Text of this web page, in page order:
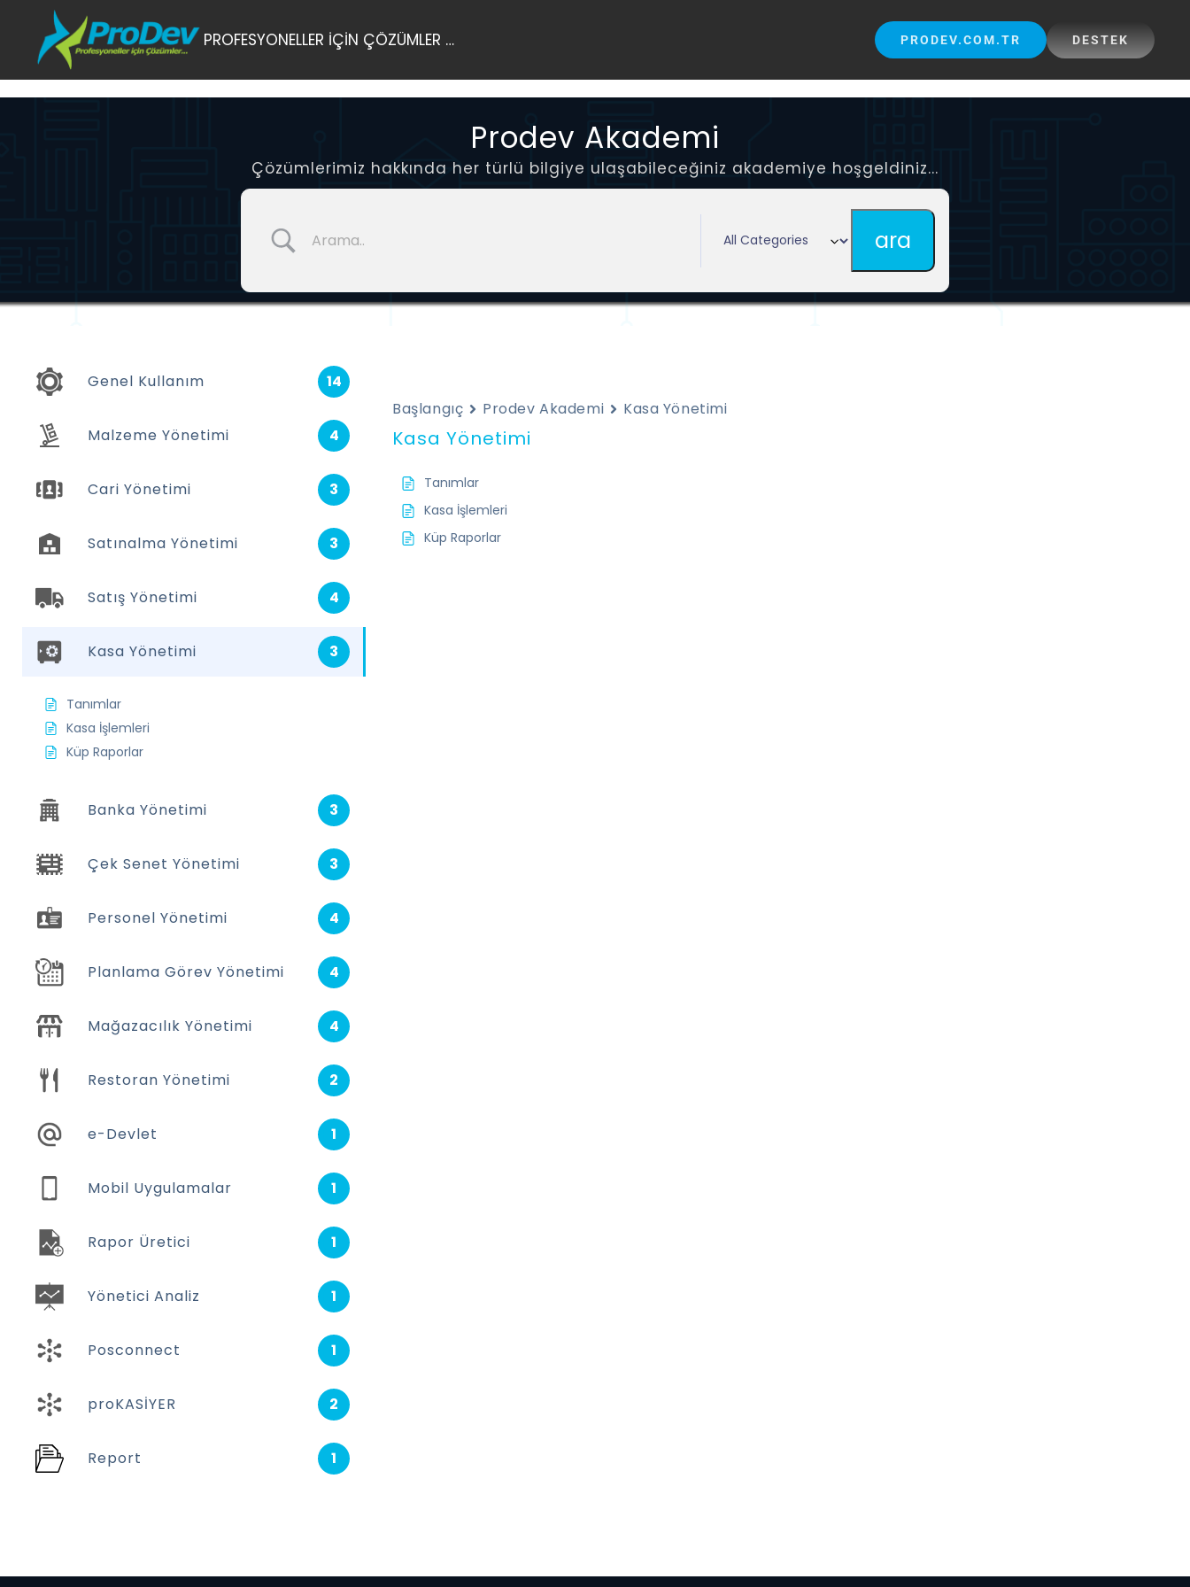
content
PROFESYONELLER İÇİN ÇÖZÜMLER … PRODEV.COM.TR DESTEK
Prodev Akademi
Çözümlerimiz hakkında her türlü bilgiye ulaşabileceğiniz akademiye hoşgeldiniz...
Genel Kullanım 14
Malzeme Yönetimi 4
Cari Yönetimi 3
Satınalma Yönetimi 3
Satış Yönetimi 4
Kasa Yönetimi 3
Tanımlar
Kasa İşlemleri
Küp Raporlar
Banka Yönetimi 3
Çek Senet Yönetimi 3
Personel Yönetimi 4
Planlama Görev Yönetimi 4
Mağazacılık Yönetimi 4
Restoran Yönetimi 2
e-Devlet 1
Mobil Uygulamalar 1
Rapor Üretici 1
Yönetici Analiz 1
Posconnect 1
proKASİYER 2
Report 1
Başlangıç Prodev Akademi Kasa Yönetimi
Kasa Yönetimi
Tanımlar
Kasa İşlemleri
Küp Raporlar